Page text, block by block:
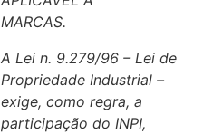
MARCAS.
A Lei n. 9.279/96 – Lei de
Propriedade Industrial –
exige, como regra, a
participação do INPI,